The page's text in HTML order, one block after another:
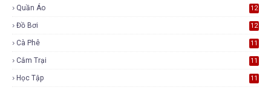
Quần Áo 12
Đồ Bơi 12
Cà Phê 11
Cắm Trại 11
Học Tập 11